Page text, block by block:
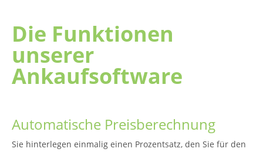
Die Funktionen
unserer
Ankaufsoftware
Automatische Preisberechnung
Sie hinterlegen einmalig einen Prozentsatz, den Sie für den